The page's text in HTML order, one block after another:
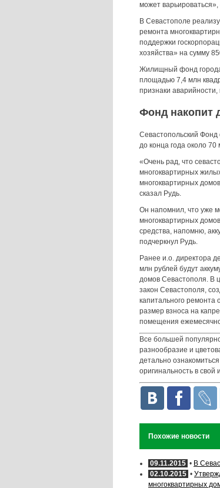
может
В Севастополе
ремонта
поддержки
хозяйства» на сумму
Жилищный фонд
площадью 7,4 млн
признаки
Фонд накопит
Севастопольский Фонд
до конца года около 70
«Очень рад, что
многоквартирных
многоквартирных
сказал Рудь.
Он напомнил, что уже
многоквартирных
средства, напомню,
подчеркнул Рудь.
Ранее и.о. директора
млн рублей будут
домов Севастополя. В
закон Севастополя,
капитального
размер взноса на
помещения
Все большей
разнообразие и
детально
оригинальность в свой
Похожие новости
09.11.2015 • В
02.10.2015 •
многоквартирных